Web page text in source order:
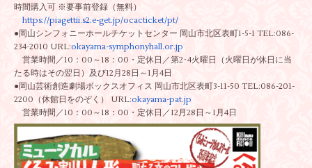
時間購入可 ※要事前登録（無料）
https://piagettii.s2.e-get.jp/ocacticket/pt/
●岡山シンフォニーホールチケットセンター 岡山市北区表町1-5-1 TEL:086-
234-2010 URL:okayama-symphonyhall.or.jp
営業時間／10：00～18：00・定休日／第2･4火曜日（ 火曜日が休日に当
たる時はその翌日）及び12月28日～1月4日
●岡山芸術創造劇場ボックスオフィス 岡山市北区表町3-11-50 TEL:086-201-
2200（休館日をのぞく） URL:okayama-pat.jp
営業時間／10：00～18：00・定休日／12月28日～1月4日